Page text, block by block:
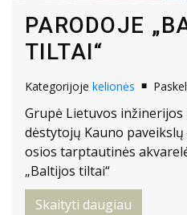
PARODOJE
TILTAI“
Kategorijoje kelionės
Grupė Lietuvos
dėstytojų Kauno
osios tarptautinės
„Baltijos tiltai“
Skaityti daugiau